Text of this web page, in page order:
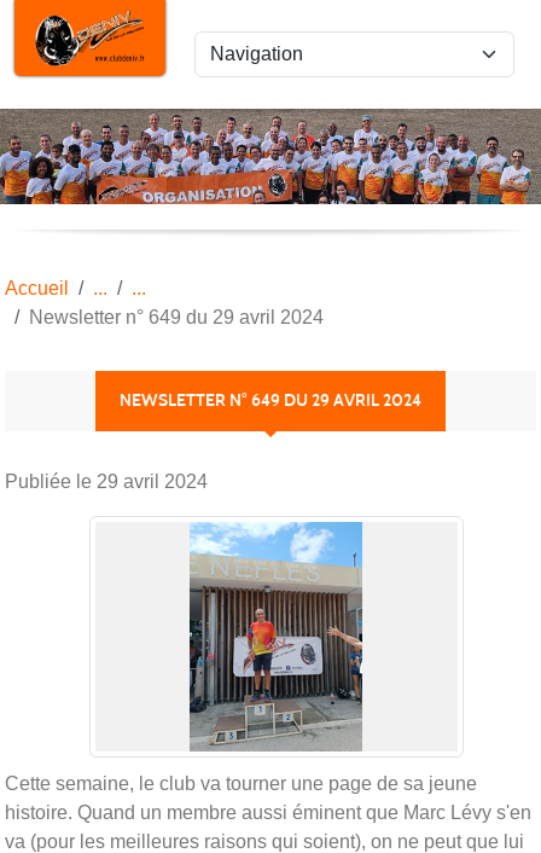
Accueil
Newsletter n° 649 du 29 avril 2024
NEWSLETTER N° 649 DU 29 AVRIL 2024
Publiée le 29 avril 2024
Cette semaine, le club va tourner une page de sa jeune
histoire. Quand un membre aussi éminent que Marc Lévy s'en
va (pour les meilleures raisons qui soient), on ne peut que lui
Panneau de gestion des cookies